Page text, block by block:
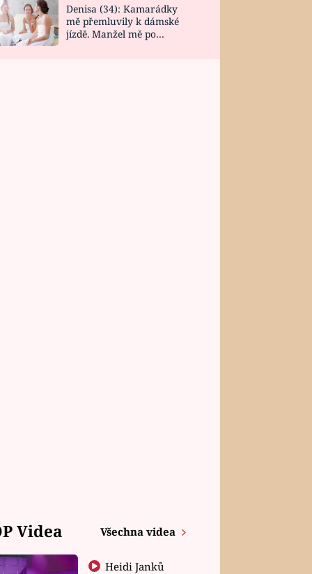
Denisa (34): Kamarádky
mě přemluvily k dámské
jízdě. Manžel mě po
Videa Všechna videa
Heidi Janků